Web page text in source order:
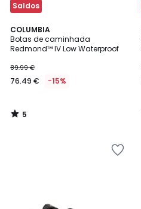
Saldos
COLUMBIA
Botas de caminhada
Redmond™ IV Low Waterproof
89.99 €
76.49 € -15%
5
/
5
5
/